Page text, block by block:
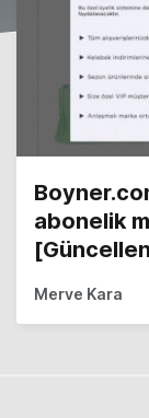
abonelik
Merve Kara